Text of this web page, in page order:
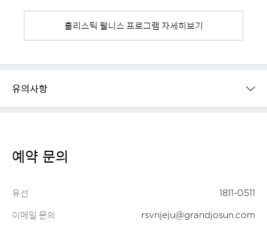
홀리스틱 웰니스 프로그램 자세히보기
유의사항
예약 문의
유선 1811-0511
이메일 문의 rsvnjeju@grandjosun.com